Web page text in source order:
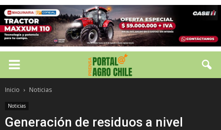
Inicio Noticias
Noticias
Generación de residuos a nivel